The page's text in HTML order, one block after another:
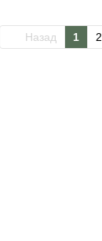
Назад 1 2